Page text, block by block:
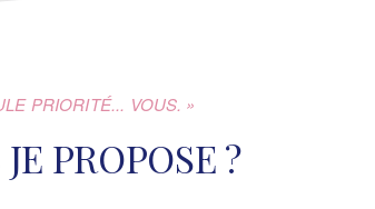
PRIORITÉ... VOUS. »
PROPOSE ?